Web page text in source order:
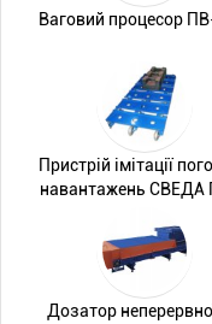
Ваговий процесор
Пристрій імітації
навантажень СВЕДА
Дозатор